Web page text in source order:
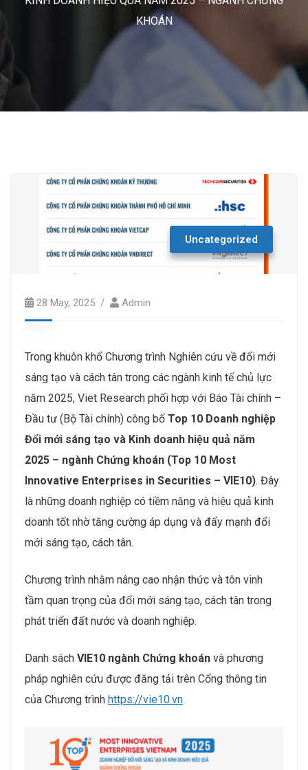
KHOÁN
Uncategorized
28 May, 2025 Admin
Trong khuôn khổ Chương trình Nghiên cứu về đổi mới
sáng tạo và cách tân trong các ngành kinh tế chủ lực
năm 2025, Viet Research phối hợp với Báo Tài chính –
Đầu tư (Bộ Tài chính) công bố Top 10 Doanh nghiệp
Đổi mới sáng tạo và Kinh doanh hiệu quả năm
2025 – ngành Chứng khoán (Top 10 Most
Innovative Enterprises in Securities – VIE10). Đây
là những doanh nghiệp có tiềm năng và hiệu quả kinh
doanh tốt nhờ tăng cường áp dụng và đẩy mạnh đổi
mới sáng tạo, cách tân.
Chương trình nhằm nâng cao nhận thức và tôn vinh
tầm quan trọng của đổi mới sáng tạo, cách tân trong
phát triển đất nước và doanh nghiệp.
Danh sách VIE10 ngành Chứng khoán và phương
pháp nghiên cứu được đăng tải trên Cổng thông tin
của Chương trình https://vie10.vn